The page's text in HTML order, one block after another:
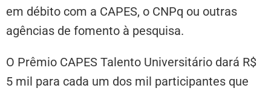
em débito com a CAPES, o CNPq ou outras
agências de fomento à pesquisa.
O Prêmio CAPES Talento Universitário dará R$
5 mil para cada um dos mil participantes que